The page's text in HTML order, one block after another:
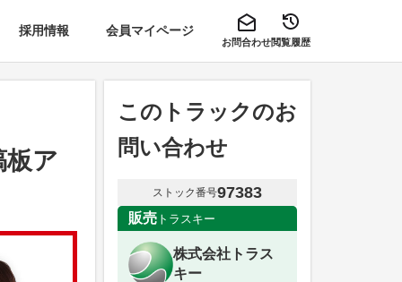
採用情報 会員マイページ
お問合わせ閲覧履歴
ア
このトラックのお
問い合わせ
ストック番号97383
販売 トラスキー
株式会社トラス
キー